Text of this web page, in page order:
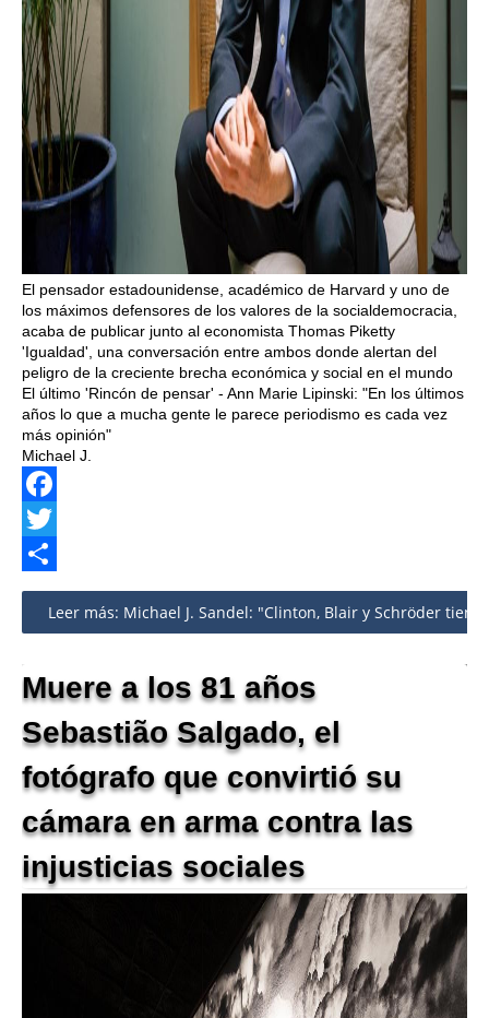
El pensador estadounidense, académico de Harvard y uno de
los máximos defensores de los valores de la socialdemocracia,
acaba de publicar junto al economista Thomas Piketty
'Igualdad', una conversación entre ambos donde alertan del
peligro de la creciente brecha económica y social en el mundo
El último 'Rincón de pensar' - Ann Marie Lipinski: "En los últimos
años lo que a mucha gente le parece periodismo es cada vez
más opinión"
Michael J.
Facebook
Twitter
Share
Leer más: Michael J. Sandel: "Clinton, Blair y Schröder
Muere a los 81 años
Sebastião Salgado, el
fotógrafo que convirtió su
cámara en arma contra las
injusticias sociales